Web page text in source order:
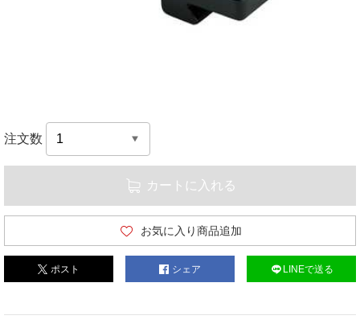
注文数
カートに入れる
お気に入り商品追加
ポスト シェア LINEで送る